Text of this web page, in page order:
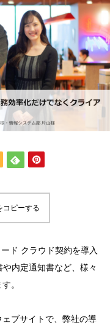
コピーする
ド クラウド契約を導入
内定通知書など、様々
。
ブサイトで、弊社の導